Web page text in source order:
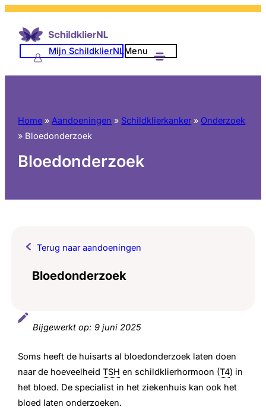
Mijn SchildklierNLMenu
Home »Aandoeningen » Schildklierkanker » Onderzoek
» Bloedonderzoek
Bloedonderzoek
Bijgewerkt op: 9 juni 2025
Soms heeft de huisarts al bloedonderzoek laten doen
naar de hoeveelheidTSH en schildklierhormoon (T4) in
het bloed. De specialist in het ziekenhuis kan ook het
bloed laten onderzoeken.
Terug naar aandoeningen
Bloedonderzoek